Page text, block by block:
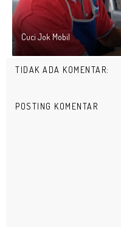
Cuci Jok Mobil
TIDAK ADA KOMENTAR:
POSTING KOMENTAR